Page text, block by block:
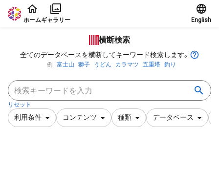
本文に飛ぶ
ホームギャラリー English
横断検索
全てのデータベースを横断してキーワード検索します。
例 富士山 獅子 うどん カラマツ 五重塔 釣り
リセット
利用条件 コンテンツ 種類 データベース